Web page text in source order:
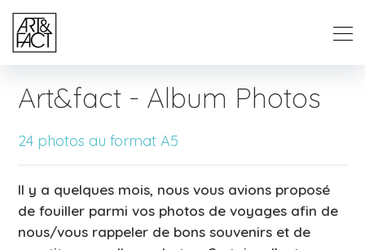
Art&fact - Album Photos
24 photos au format A5
Il y a quelques mois, nous vous avions proposé
de fouiller parmi vos photos de voyages afin de
nous/vous rappeler de bons souvenirs et de